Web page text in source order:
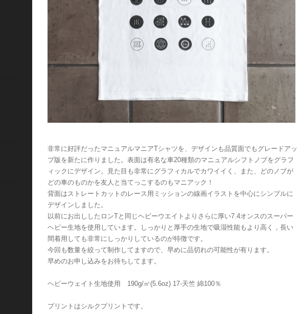
非常に好評だったマニュアルマニアTシャツを、デザインも品質面でもグレードアッ
プ版を新たに作りました。表面は有名な車20種類のマニュアルシフトノブをグラフ
ィックにデザイン。見た目も非常にグラフィカルでカワイイく、また、どのノブが
どの車のものかを友人と当てっこするのもマニアック！
背面はストレートカットのレース用ミッションの線画イラストを中心にシンプルに
デザインしました。
以前にお出ししたロンTと同じヘビーウエイトよりさらに厚い7.4オンスのスーパー
ヘビー生地を使用しています。しっかりと厚手の生地で吸湿性能もより高く，長い
間着用しても非常にしっかりしているのが特徴です。
今回も数量を絞って制作してますので、早めに品切れの可能性が有ります。
早めのお申し込みをお待ちしてます。
ヘビーウェイト生地使用 190g/㎡(5.6oz) 17-天竺 綿100％
プリントはシルクプリントです。